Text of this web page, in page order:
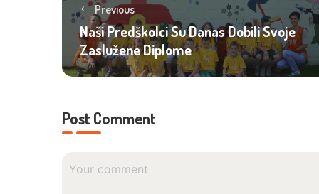
Previous
Naši Predškolci Su Danas Dobili Svoje
Zaslužene Diplome
Post Comment